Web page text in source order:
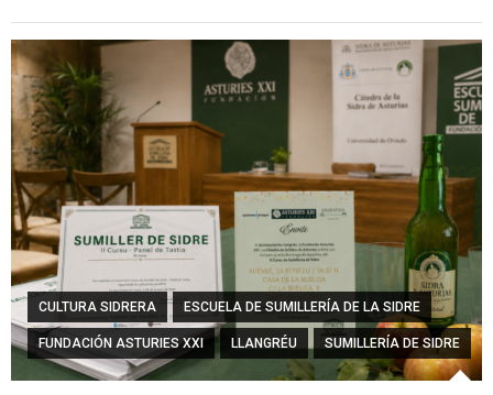
CULTURA SIDRERA ESCUELA DE SUMILLERÍA DE LA SIDRE
FUNDACIÓN ASTURIES XXI LLANGRÉU SUMILLERÍA DE SIDRE